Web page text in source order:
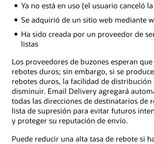
Ya no está en uso (el usuario canceló
Se adquirió de un sitio web mediante
Ha sido creada por un proveedor de
listas
Los proveedores de buzones esperan
rebotes duros; sin embargo, si se
rebotes duros, la facilidad de distribución
disminuir. Email Delivery agregará
todas las direcciones de destinatarios de
lista de supresión para evitar futuros
y proteger su reputación de envío.
Puede reducir una alta tasa de rebote si